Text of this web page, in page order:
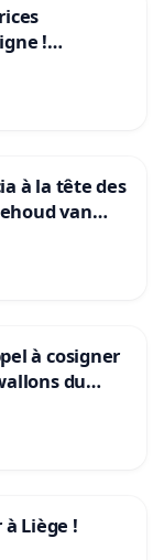
!
à la tête des
van
à cosigner
du
Liège !